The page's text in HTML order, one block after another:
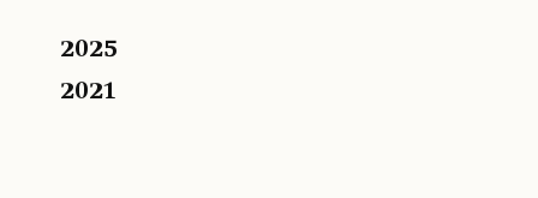
2025
2021